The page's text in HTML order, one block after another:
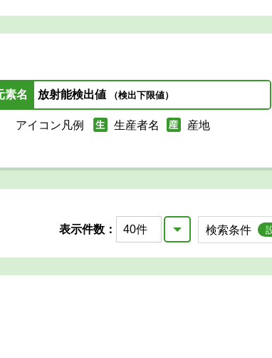
素名 放射能検出値 （検出下限値）
アイコン凡例 生産者名 産地
表示件数： 検索条件